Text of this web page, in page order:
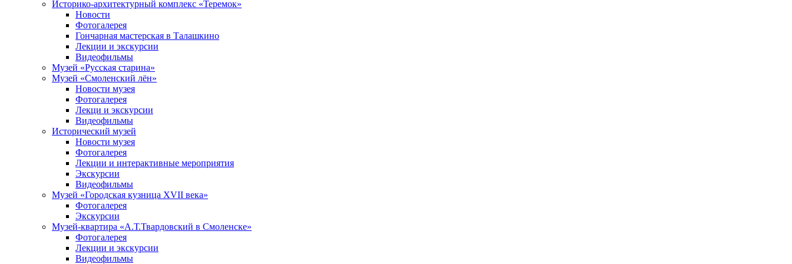
Историко-архитектурный комплекс «Теремок»
Новости
Фотогалерея
Гончарная мастерская в Талашкино
Лекции и экскурсии
Видеофильмы
Музей «Русская старина»
Музей «Смоленский лён»
Новости музея
Фотогалерея
Лекци и экскурсии
Видеофильмы
Исторический музей
Новости музея
Фотогалерея
Лекции и интерактивные мероприятия
Экскурсии
Видеофильмы
Музей «Городская кузница XVII века»
Фотогалерея
Экскурсии
Музей-квартира «А.Т.Твардовский в Смоленске»
Фотогалерея
Лекции и экскурсии
Видеофильмы